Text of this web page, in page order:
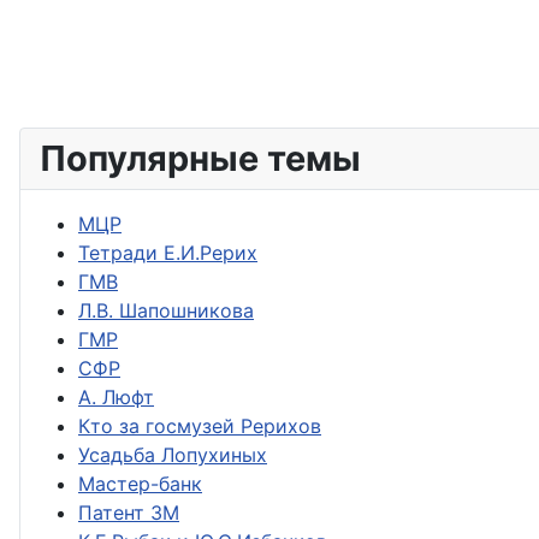
Популярные темы
МЦР
Тетради Е.И.Рерих
ГМВ
Л.В. Шапошникова
ГМР
СФР
А. Люфт
Кто за госмузей Рерихов
Усадьба Лопухиных
Мастер-банк
Патент ЗМ